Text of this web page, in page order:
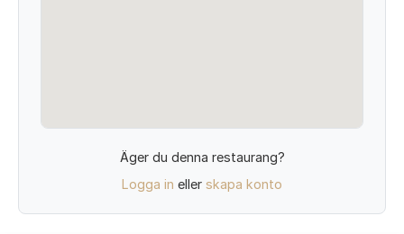
Äger du denna restaurang?
Logga in eller skapa konto